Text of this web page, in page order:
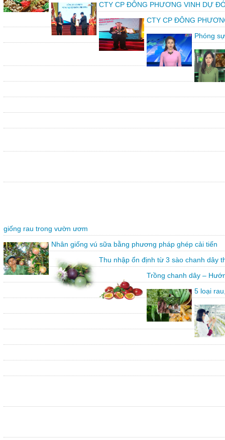
CTY CP ĐÔNG PHƯƠNG VINH DỰ
CTY CP ĐÔNG
Phóng
giống rau trong vườn ươm
Nhân giống vú sữa bằng phương pháp ghép cải tiến
Thu nhập ổn định từ 3 sào chanh dây
Trồng chanh dây –
5 loại